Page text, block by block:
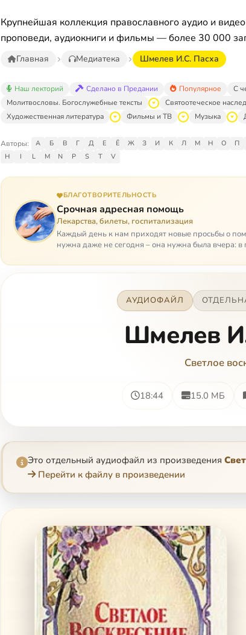
Крупнейшая коллекция православного аудио и
проповеди, аудиокниги и фильмы — более 30 000
Главная Медиатека Шмелев И.С. Пасха
Наш лекторий Сделано в Предании Популярное С
Молитвословы. Богослужебные тексты
Святоотеческое
Художественная литература
Фильмы и ТВ Музыка
Авторы: А Б В Г Д Е Ё Ж З И К Л М Н О П
H
I L M N P S T V
БЛАГОТВОРИТЕЛЬНОСТЬ
Срочная адресная помощь
Лекарства, билеты, госпитализация
Каждый день к нам приходят новые просьбы о
нужна даже не сегодня – она нужна была вчера: в
АУДИОФАЙЛ
Шмелев
Светлое
18:44 15.0 МБ
Это отдельный аудиофайл из произведения
Перейти к файлу в произведении